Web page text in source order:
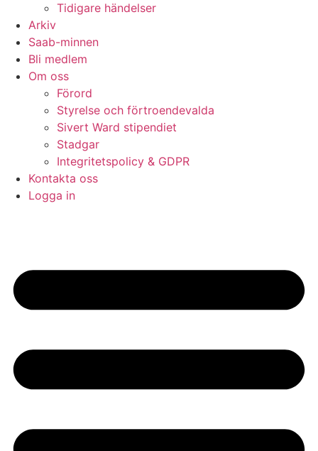
Tidigare händelser
Arkiv
Saab-minnen
Bli medlem
Om oss
Förord
Styrelse och förtroendevalda
Sivert Ward stipendiet
Stadgar
Integritetspolicy & GDPR
Kontakta oss
Logga in